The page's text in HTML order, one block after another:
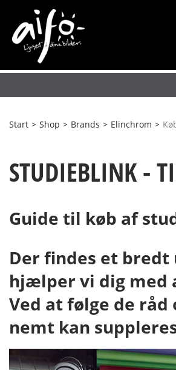
Start > Shop > Brands > Elinchrom >
STUDIEBLINK -
Guide til køb af
Der findes et
hjælper vi dig med
Ved at følge de
nemt kan